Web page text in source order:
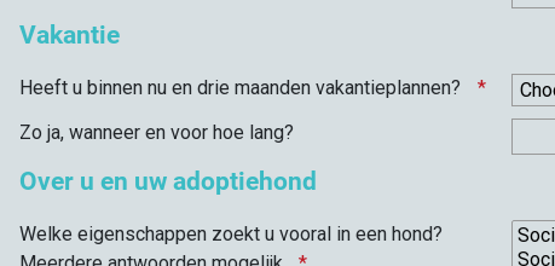
Vakantie
Heeft u binnen nu en drie maanden vakantieplannen?
Zo ja, wanneer en voor hoe lang?
Over u en uw adoptiehond
Welke eigenschappen zoekt u vooral in een hond?